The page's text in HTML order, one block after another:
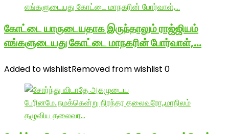
கோட்டை யாருடையதாக இருந்தாலும் ராஜ்ஜியம்
எங்களுடையது கோட்டை மாநகரின் போர்வாள்,…
Added to wishlistRemoved from wishlist 0